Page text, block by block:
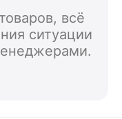
всё
ситуации